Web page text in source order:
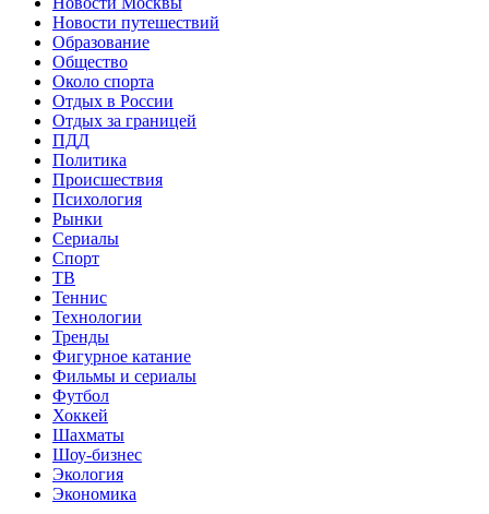
Новости путешествий
Образование
Общество
Около спорта
Отдых в России
Отдых за границей
ПДД
Политика
Происшествия
Психология
Рынки
Сериалы
Спорт
ТВ
Теннис
Технологии
Тренды
Фигурное катание
Фильмы и сериалы
Футбол
Хоккей
Шахматы
Шоу-бизнес
Экология
Экономика